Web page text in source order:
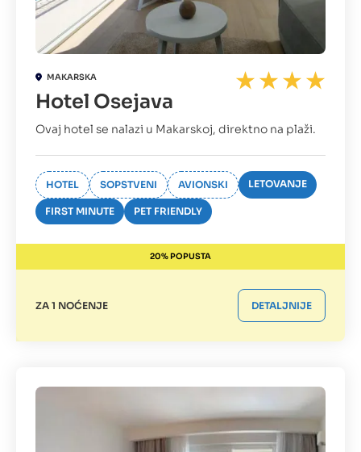
MAKARSKA
Hotel Osejava
Ovaj hotel se nalazi u Makarskoj, direktno na plaži.
HOTEL SOPSTVENI AVIONSKI LETOVANJE
FIRST MINUTE PET FRIENDLY
20% POPUSTA
ZA 1 NOĆENJE DETALJNIJE